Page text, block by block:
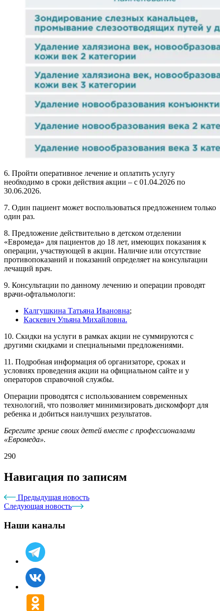
6. Пройти оперативное лечение и оплатить услугу
необходимо в сроки действия акции – с 01.04.2026 по
30.06.2026.
7. Один пациент может воспользоваться предложением только
один раз.
8. Предложение действительно в детском отделении
«Евромеда» для пациентов до 18 лет, имеющих показания к
операции, участвующей в акции. Наличие или отсутствие
противопоказаний и показаний определяет на консультации
лечащий врач.
9. Консультации по данному лечению и операции проводят
врачи-офтальмологи:
Калгушкина Татьяна Ивановна;
Каскевич Ульяна Михайловна.
10. Скидки на услуги в рамках акции не суммируются с
другими скидками и специальными предложениями.
11. Подробная информация об организаторе, сроках и
условиях проведения акции на официальном сайте и у
операторов справочной службы.
Операции проводятся с использованием современных
технологий, что позволяет минимизировать дискомфорт для
ребенка и добиться наилучших результатов.
Берегите зрение своих детей вместе с профессионалами
«Евромеда».
290
Навигация по записям
Предыдущая новость
Следующая новость
Наши каналы